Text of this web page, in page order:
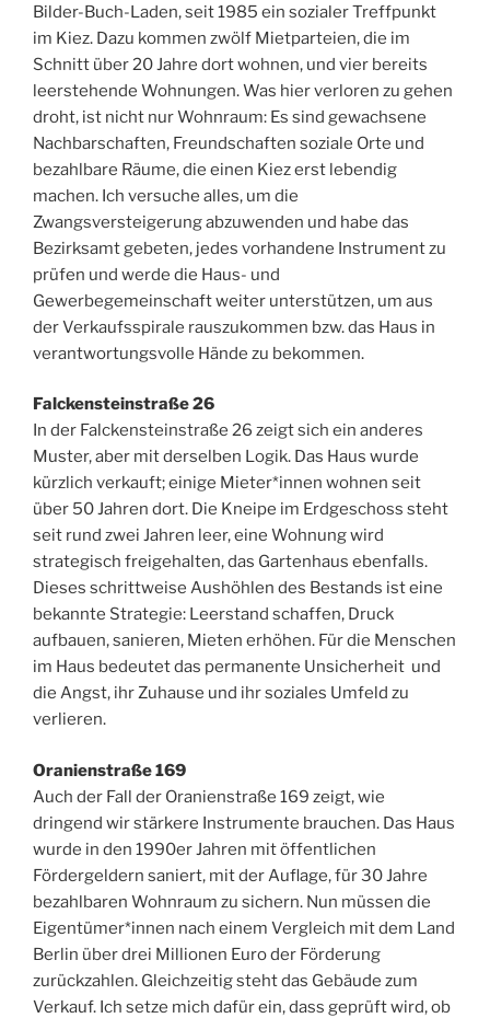
Bilder-Buch-Laden, seit 1985 ein sozialer Treffpunkt
im Kiez. Dazu kommen zwölf Mietparteien, die im
Schnitt über 20 Jahre dort wohnen, und vier bereits
leerstehende Wohnungen. Was hier verloren zu gehen
droht, ist nicht nur Wohnraum: Es sind gewachsene
Nachbarschaften, Freundschaften soziale Orte und
bezahlbare Räume, die einen Kiez erst lebendig
machen. Ich versuche alles, um die
Zwangsversteigerung abzuwenden und habe das
Bezirksamt gebeten, jedes vorhandene Instrument zu
prüfen und werde die Haus- und
Gewerbegemeinschaft weiter unterstützen, um aus
der Verkaufsspirale rauszukommen bzw. das Haus in
verantwortungsvolle Hände zu bekommen.
Falckensteinstraße 26
In der Falckensteinstraße 26 zeigt sich ein anderes
Muster, aber mit derselben Logik. Das Haus wurde
kürzlich verkauft; einige Mieter*innen wohnen seit
über 50 Jahren dort. Die Kneipe im Erdgeschoss steht
seit rund zwei Jahren leer, eine Wohnung wird
strategisch freigehalten, das Gartenhaus ebenfalls.
Dieses schrittweise Aushöhlen des Bestands ist eine
bekannte Strategie: Leerstand schaffen, Druck
aufbauen, sanieren, Mieten erhöhen. Für die Menschen
im Haus bedeutet das permanente Unsicherheit und
die Angst, ihr Zuhause und ihr soziales Umfeld zu
verlieren.
Oranienstraße 169
Auch der Fall der Oranienstraße 169 zeigt, wie
dringend wir stärkere Instrumente brauchen. Das Haus
wurde in den 1990er Jahren mit öffentlichen
Fördergeldern saniert, mit der Auflage, für 30 Jahre
bezahlbaren Wohnraum zu sichern. Nun müssen die
Eigentümer*innen nach einem Vergleich mit dem Land
Berlin über drei Millionen Euro der Förderung
zurückzahlen. Gleichzeitig steht das Gebäude zum
Verkauf. Ich setze mich dafür ein, dass geprüft wird, ob